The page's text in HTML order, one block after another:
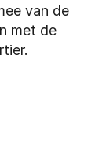
van de
met de